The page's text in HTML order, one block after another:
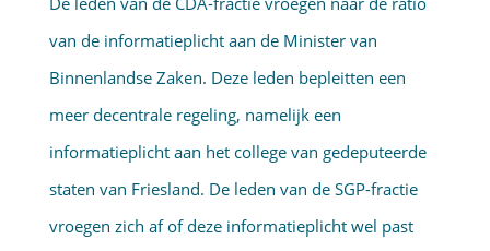
van de informatie­plicht aan de Minister van
Binnenlandse Zaken. Deze leden bepleitten een
meer decentrale regeling, namelijk een
informatieplicht aan het college van gedeputeerde
staten van Friesland. De leden van de SGP-fractie
vroegen zich af of deze informatieplicht wel past